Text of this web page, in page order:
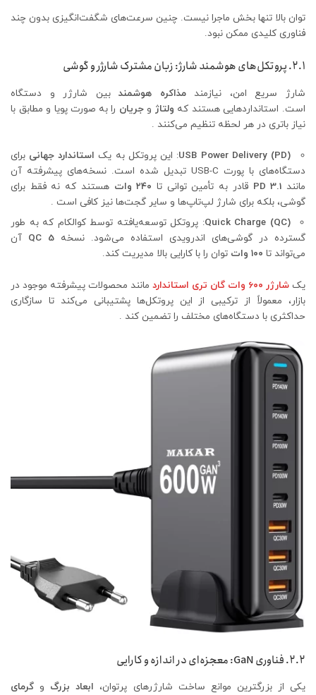
توان بالا تنها بخش ماجرا نیست. چنین سرعت‌های شگفت‌انگیزی بدون چند
فناوری کلیدی ممکن نبود.
۲.۱. پروتکل‌های هوشمند شارژ: زبان مشترک شارژر و گوشی
شارژ سریع امن، نیازمندمذاکره هوشمندبین شارژر و دستگاه
است. استانداردهایی هستند که ولتاژ وجریان را به صورت پویا و مطابق با
نیاز باتری در هر لحظه تنظیم می‌کنند .
USB Power Delivery (PD): این پروتکل به یک استاندارد جهانی برای
دستگاه‌های با پورت USB-C تبدیل شده است. نسخه‌های پیشرفته آن
مانند PD 3.1 قادر به تأمین توانی تا ۲۴۰ وات
هستند که نه فقط برای
گوشی، بلکه برای شارژ لپ‌تاپ‌ها و سایر گجت‌ها نیز کافی است .
Quick Charge (QC): پروتکل توسعه‌یافته توسط کوالکام که به طور
گسترده در گوشی‌های اندرویدی استفاده می‌شود. نسخه QC 5 آن
می‌تواند تا ۱۰۰ وات توان را با کارایی بالا مدیریت کند.
یک شارژر 6۰۰ وات گان تری استاندارد
مانند محصولات پیشرفته موجود در
بازار، معمولاً از ترکیبی از این پروتکل‌ها پشتیبانی می‌کند تا سازگاری
حداکثری با دستگاه‌های مختلف را تضمین کند .
۲.۲. فناوری GaN: معجزه‌ای در اندازه و کارایی
یکی از بزرگترین موانع ساخت شارژرهای پرتوان، ابعاد بزرگ و گرمای